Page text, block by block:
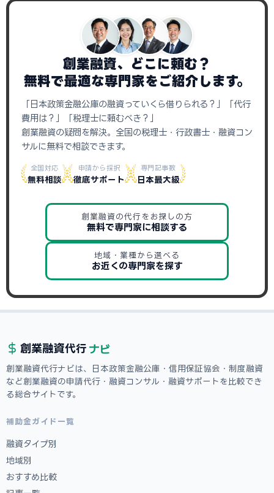
創業融資、どこに頼む？
無料で最適な専門家をご紹介します。
「日本政策金融公庫の融資っていくら借りられる？」「代行
費用は？」「税理士に頼むべき？」
創業融資の疑問を解決。全国の税理士・行政書士・融資コン
サルに無料で相談できます。
全国対応
無料相談
申請から採択
徹底サポート
専門記事数
日本最大級
創業融資の代行をお探しの方
無料で専門家に相談する
地域・業種から選べる
お近くの専門家を探す
創業融資代行 ナビ
創業融資代行ナビは、日本政策金融公庫・信用保証協会・制度融資
など創業融資の申請代行・融資コンサル・融資サポートを比較でき
る総合サイトです。
補助金ガイド一覧
融資タイプ別
地域別
おすすめ比較